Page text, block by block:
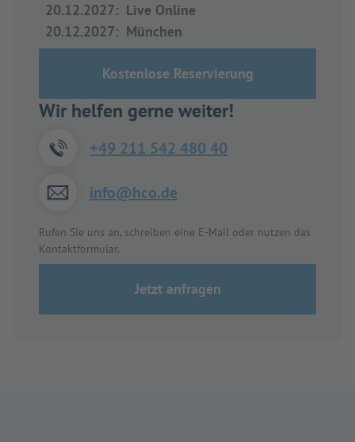
20.12.2027: Live Online
20.12.2027: München
Kostenlose Reservierung
Wir helfen gerne weiter!
+49 211 542 480 40
info@hco.de
Rufen Sie uns an, schreiben eine E-Mail oder nutzen das
Kontaktformular.
Jetzt anfragen